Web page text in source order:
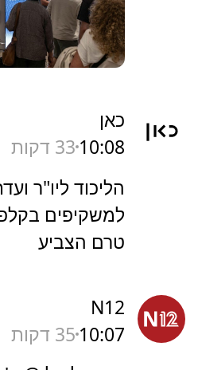
כאן
10:08 33 דקות
הליכוד ליו"ר
למשקיפים
טרם הצביע
N12
10:07 35 דקות